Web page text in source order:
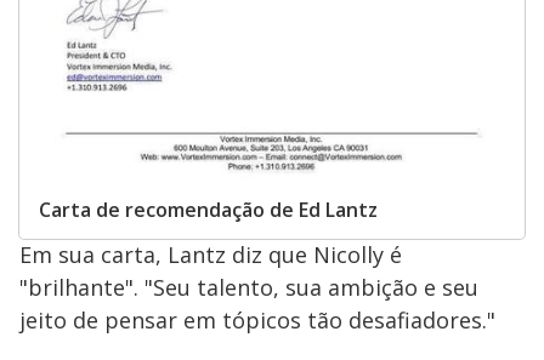
Carta de recomendação de Ed Lantz
Em sua carta, Lantz diz que Nicolly é
"brilhante". "Seu talento, sua ambição e seu
jeito de pensar em tópicos tão desafiadores."